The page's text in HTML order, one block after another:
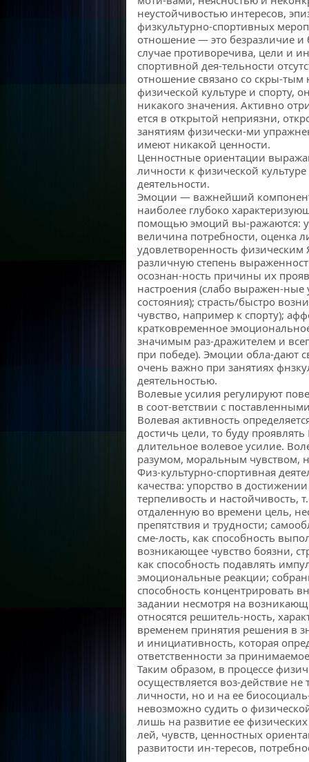
неустойчивостью интересов,
физкультурно-спортивных
отношение — это безразличие и
случае противоречива, цели и
спортивной дея-тельности
отношение связано со скры-тым
физической культуре и спорту,
никакого значения. Активно
ется в открытой неприязни,
занятиям физически-ми
имеют никакой ценности.
Ценностные ориентации
личности к физической
деятельности.
Эмоции — важнейший
наиболее глубоко
помощью эмоций вы-ражаются:
величина потребности, оценка
удовлетворенность
различную степень
осознан-ность причины их
настроения (слабо выражен-
состояния); страсть/быстро
чувство, например к спорту);
кратковременное
значимым раз-дражителем и
при победе). Эмоции обла-дают
очень важно при занятиях
деятельностью.
Волевые усилия регулируют
в соот-ветствии с
Волевая активность
достичь цели, то буду
длительное волевое усилие.
разумом, моральным чувством,
Физ-культурно-спортивная
качества: упорство в
терпеливость и настойчивость,
отдаленную во времени цель,
препятствия и трудности;
сме-лость, как способность
возникающее чувство боязни,
как способность подавлять
эмоциональные реакции;
способность концентрировать
задании несмотря на
относятся решитель-ность,
временем принятия решения в
и инициативность, которая
ответственности за
Таким образом, в процессе
осуществляется воз-действие
личности, но и на ее
невозможно судить о
лишь на развитие ее
лей, чувств, ценностных
развитости ин-тересов,